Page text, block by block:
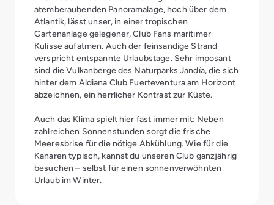
atemberaubenden Panoramalage, hoch über dem
Atlantik, lässt unser, in einer tropischen
Gartenanlage gelegener, Club Fans maritimer
Kulisse aufatmen. Auch der feinsandige Strand
verspricht entspannte Urlaubstage. Sehr imposant
sind die Vulkanberge des Naturparks Jandía, die sich
hinter dem Aldiana Club Fuerteventura am Horizont
abzeichnen, ein herrlicher Kontrast zur Küste.
Auch das Klima spielt hier fast immer mit: Neben
zahlreichen Sonnenstunden sorgt die frische
Meeresbrise für die nötige Abkühlung. Wie für die
Kanaren typisch, kannst du unseren Club ganzjährig
besuchen – selbst für einen sonnenverwöhnten
Urlaub im Winter.